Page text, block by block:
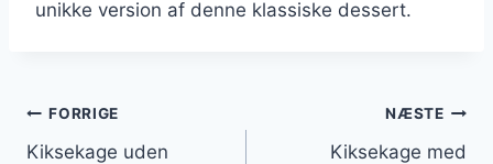
unikke version af denne klassiske dessert.
Indlægsnavigation
FORRIGE
Kiksekage uden
NÆSTE
Kiksekage med